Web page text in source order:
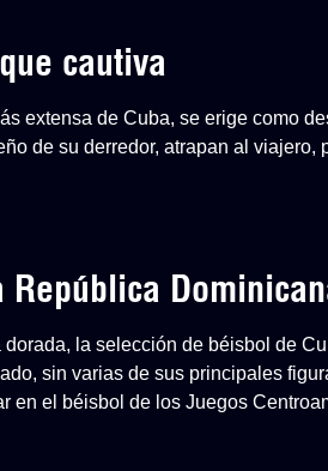
cautiva
extensa de Cuba, se erige como
de su derredor, atrapan al
la selección de béisbol de
sin varias de sus principales
en el béisbol de los Juegos